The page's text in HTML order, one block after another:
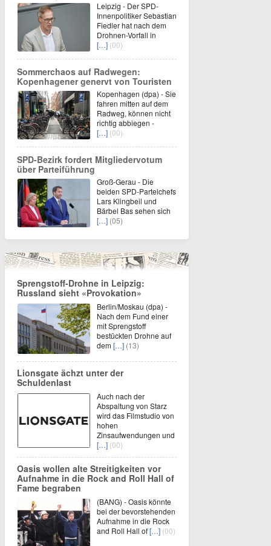
Leipzig - Der SPD-
Innenpolitiker Sebastian
Fiedler hat nach dem
Drohnen-Vorfall in
[…] (00)
Sommerchaos auf Radwegen:
Kopenhagener genervt von Touristen
Kopenhagen (dpa) - Sie
fahren mitten auf dem
Radweg, können nicht
richtig abbiegen -
[…] (00)
SPD-Bezirk fordert Mitgliedervotum
über Parteiführung
Groß-Gerau - Die
beiden SPD-Parteichefs
Lars Klingbeil und
Bärbel Bas sehen sich
[…] (05)
Sprengstoff-Drohne in Leipzig:
Russland sieht «Provokation»
Berlin/Moskau (dpa) -
Nach dem Fund einer
mit Sprengstoff
bestückten Drohne auf
dem[…] (13)
Lionsgate ächzt unter der
Schuldenlast
Auch nach der
Abspaltung von Starz
wird das Filmstudio von
hohen
Zinsaufwendungen und
[…] (00)
Oasis wollen alte Streitigkeiten vor
Aufnahme in die Rock and Roll Hall of
Fame begraben
(BANG) - Oasis könnte
bei der bevorstehenden
Aufnahme in die Rock
and Roll Hall of[…] (00)